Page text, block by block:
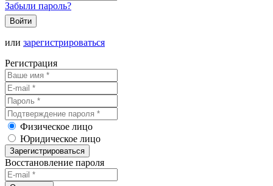
Забыли пароль?
Войти
или зарегистрироваться
Регистрация
Физическое лицо
Юридическое лицо
Зарегистрироваться
Восстановление пароля